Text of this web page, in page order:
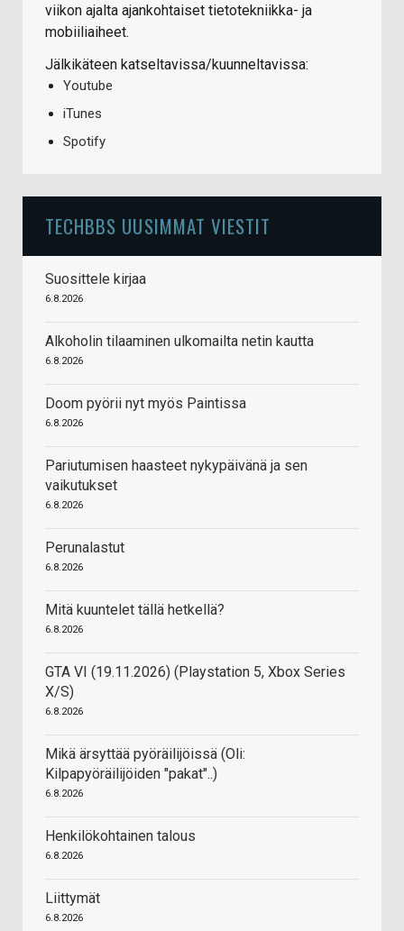
viikon ajalta ajankohtaiset tietotekniikka- ja
mobiiliaiheet.
Jälkikäteen katseltavissa/kuunneltavissa:
Youtube
iTunes
Spotify
TECHBBS UUSIMMAT VIESTIT
Suosittele kirjaa
6.8.2026
Alkoholin tilaaminen ulkomailta netin kautta
6.8.2026
Doom pyörii nyt myös Paintissa
6.8.2026
Pariutumisen haasteet nykypäivänä ja sen
vaikutukset
6.8.2026
Perunalastut
6.8.2026
Mitä kuuntelet tällä hetkellä?
6.8.2026
GTA VI (19.11.2026) (Playstation 5, Xbox Series
X/S)
6.8.2026
Mikä ärsyttää pyöräilijöissä (Oli:
Kilpapyöräilijöiden "pakat"..)
6.8.2026
Henkilökohtainen talous
6.8.2026
Liittymät
6.8.2026